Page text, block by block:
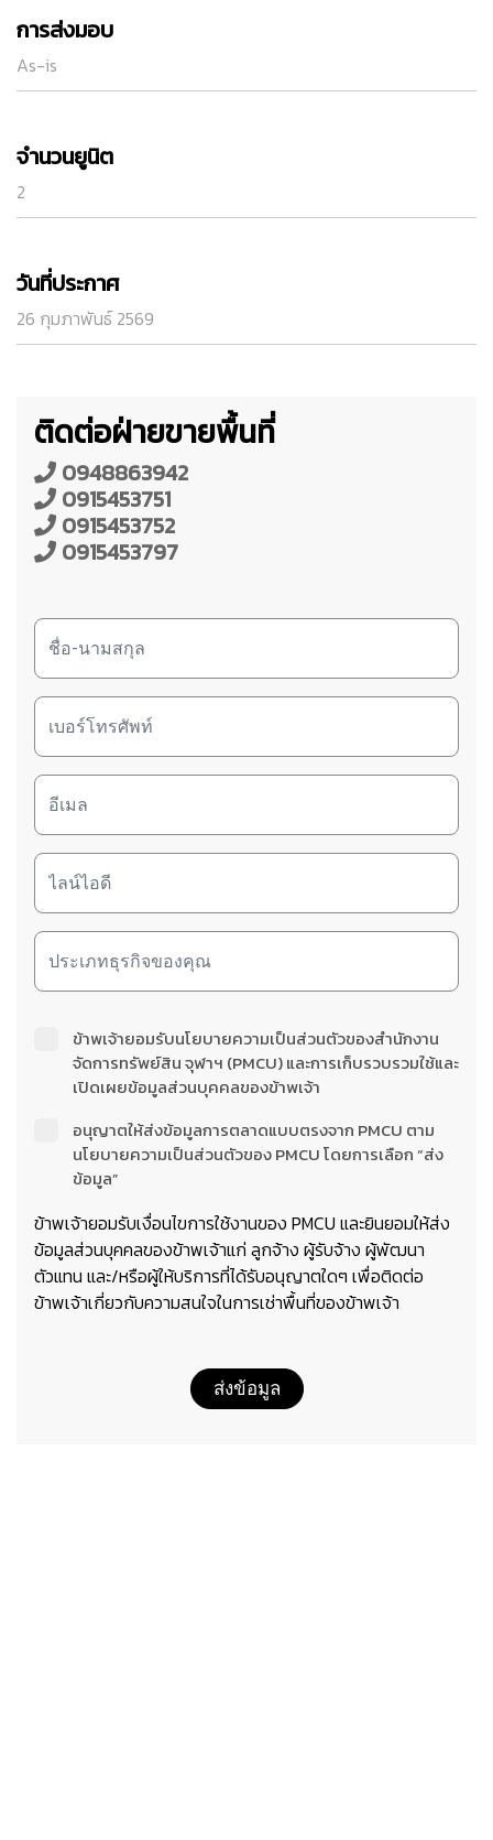
การส่งมอบ
As-is
จำนวนยูนิต
2
วันที่ประกาศ
26 กุมภาพันธ์ 2569
ติดต่อฝ่ายขายพื้นที่
0948863942
0915453751
0915453752
0915453797
ข้าพเจ้ายอมรับนโยบายความเป็นส่วนตัวของสำนักงาน
จัดการทรัพย์สิน จุฬาฯ (PMCU) และการเก็บรวบรวมใช้และ
เปิดเผยข้อมูลส่วนบุคคลของข้าพเจ้า
อนุญาตให้ส่งข้อมูลการตลาดแบบตรงจาก PMCU ตาม
นโยบายความเป็นส่วนตัวของ PMCU โดยการเลือก “ส่ง
ข้อมูล”
ข้าพเจ้ายอมรับเงื่อนไขการใช้งานของ PMCU และยินยอมให้ส่ง
ข้อมูลส่วนบุคคลของข้าพเจ้าแก่ ลูกจ้าง ผู้รับจ้าง ผู้พัฒนา
ตัวแทน และ/หรือผู้ให้บริการที่ได้รับอนุญาตใดๆ เพื่อติดต่อ
ข้าพเจ้าเกี่ยวกับความสนใจในการเช่าพื้นที่ของข้าพเจ้า
ส่งข้อมูล